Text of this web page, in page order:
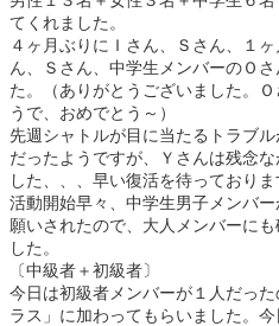
てくれました。
４ヶ月ぶりにＩさん、Ｓさん、１
ん、Ｓさん、中学生メンバーのＯ
た。（ありがとうございました。
うで、おめでとう～）
先週シャトルが目に当たるトラブ
だったようですが、Ｙさんは残念
した、、、早い復活を待っておりま
活動開始早々、中学生男子メンバ
願いされたので、大人メンバーに
した。
〔中級者＋初級者〕
今日は初級者メンバーが１人だっ
ラス」に加わってもらいました。